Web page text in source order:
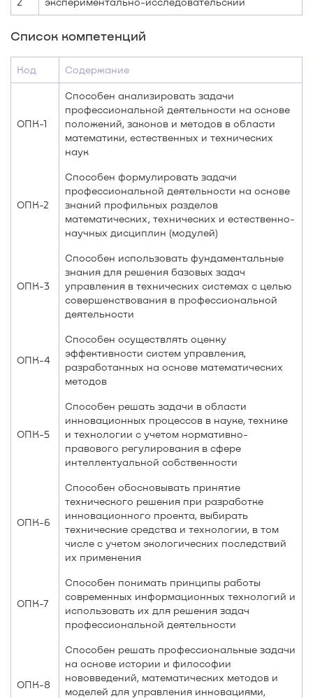
Список компетенций
Код Содержание
ОПК-1
Способен анализировать задачи
профессиональной деятельности на основе
положений, законов и методов в области
математики, естественных и технических
наук
ОПК-2
Способен формулировать задачи
профессиональной деятельности на основе
знаний профильных разделов
математических, технических и естественно-
научных дисциплин (модулей)
ОПК-3
Способен использовать фундаментальные
знания для решения базовых задач
управления в технических системах с целью
совершенствования в профессиональной
деятельности
ОПК-4
Способен осуществлять оценку
эффективности систем управления,
разработанных на основе математических
методов
ОПК-5
Способен решать задачи в области
инновационных процессов в науке, технике
и технологии с учетом нормативно-
правового регулирования в сфере
интеллектуальной собственности
ОПК-6
Способен обосновывать принятие
технического решения при разработке
инновационного проекта, выбирать
технические средства и технологии, в том
числе с учетом экологических последствий
их применения
ОПК-7
Способен понимать принципы работы
современных информационных технологий и
использовать их для решения задач
профессиональной деятельности
ОПК-8
Способен решать профессиональные задачи
на основе истории и философии
нововведений, математических методов и
моделей для управления инновациями,